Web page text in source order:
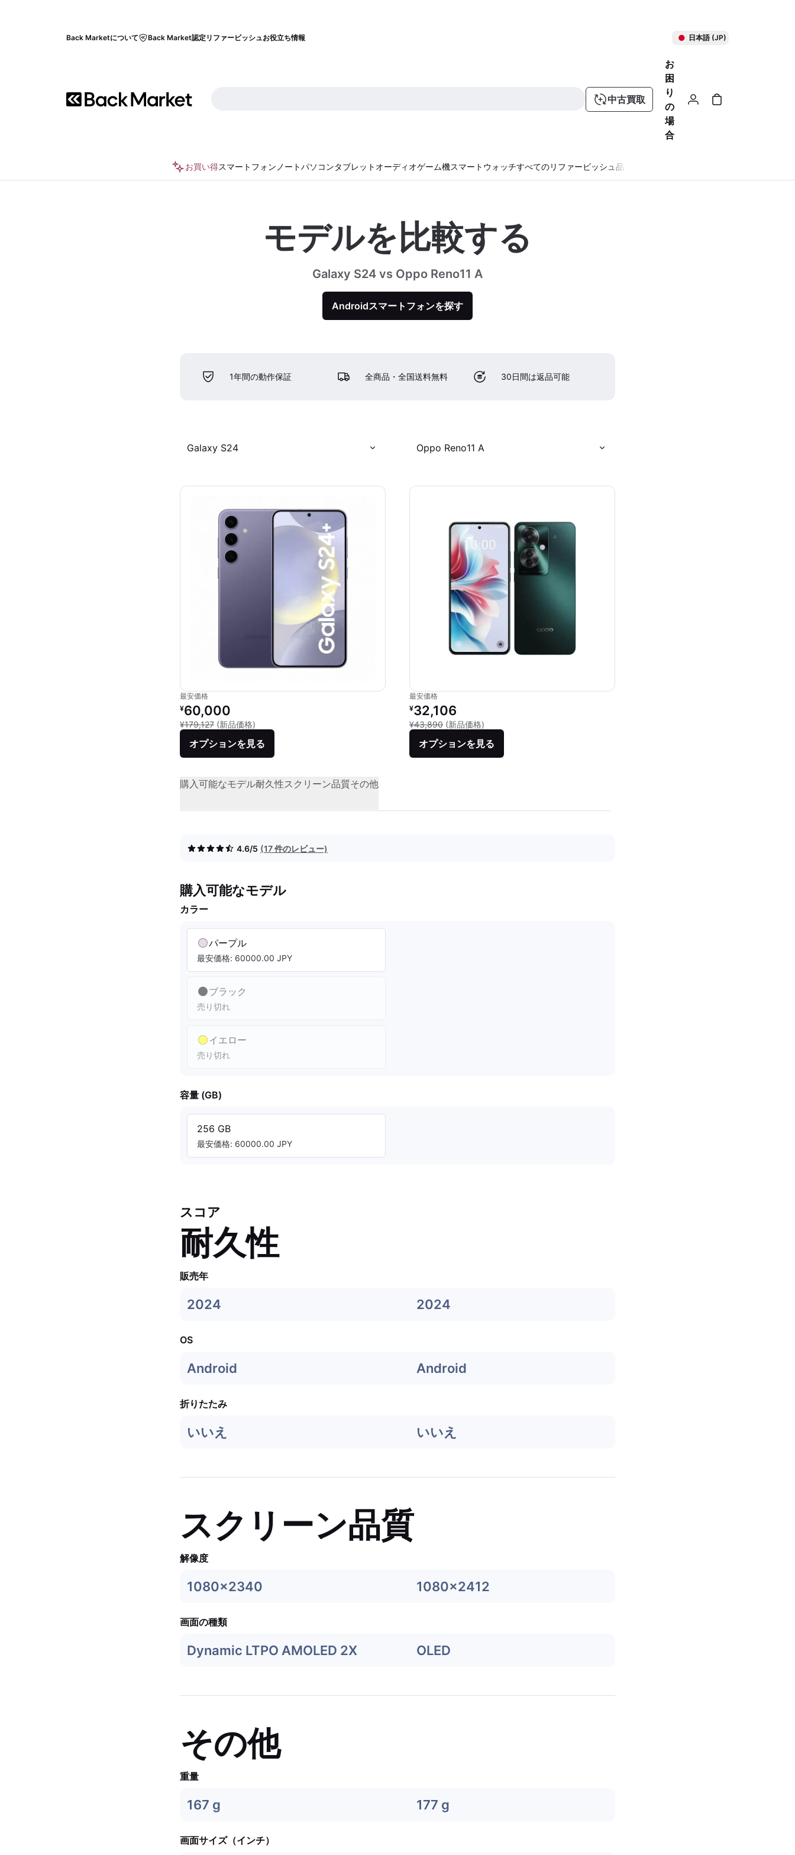
Back Marketについて Back Market認定リファービッシュお役立ち情報 日本語 (JP)
中古買取
お
困
り
の
場
合
お買い得スマートフォン ノートパソコンタブレット オーディオゲーム機スマートウォッチすべてのリファービッシュ品
モデルを比較する
Galaxy S24 vs Oppo Reno11 A
Androidスマートフォンを探す
1年間の動作保証 全商品・全国送料無料 30日間は返品可能
Galaxy S24 Oppo Reno11 A
最安価格
リファービッシュ品の価格：
¥60,000
¥179,127 (新品価格)
オプションを見る
最安価格
リファービッシュ品の価格：
¥32,106
¥43,890 (新品価格)
オプションを見る
購入可能なモデル耐久性スクリーン品質その他
4.6/5 (17 件のレビュー)
購入可能なモデル
カラー
パープル
最安価格: 60000.00 JPY
ブラック
売り切れ
イエロー
売り切れ
容量 (GB)
256 GB
最安価格: 60000.00 JPY
スコア
耐久性
販売年
2024 2024
OS
Android Android
折りたたみ
いいえ いいえ
スクリーン品質
解像度
1080x2340 1080x2412
画面の種類
Dynamic LTPO AMOLED 2X OLED
その他
重量
167 g 177 g
画面サイズ（インチ）